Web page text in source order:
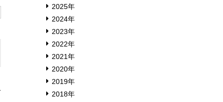
2025年
2024年
2023年
2022年
2021年
2020年
2019年
2018年